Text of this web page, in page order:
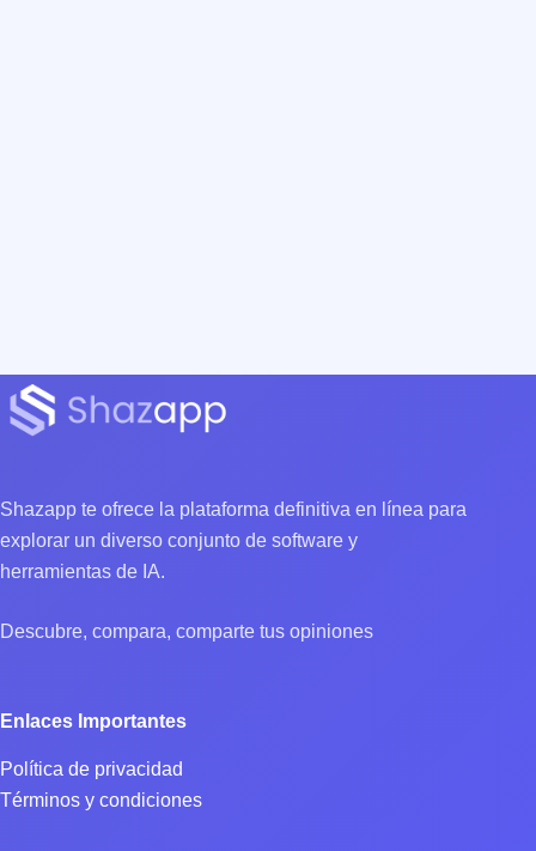
Shazapp te ofrece la plataforma definitiva en línea para
explorar un diverso conjunto de software y
herramientas de IA.
Descubre, compara, comparte tus opiniones
Enlaces Importantes
Política de privacidad
Términos y condiciones